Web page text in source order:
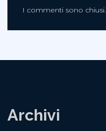
I commenti sono chiusi.
Archivi